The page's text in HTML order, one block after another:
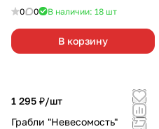
0 0 В наличии: 18 шт
В корзину
1 295 ₽/шт
Грабли "Невесомость"